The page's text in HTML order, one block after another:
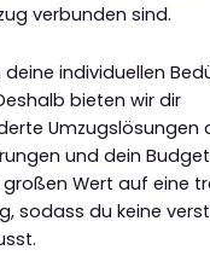
verbunden sind.
deine individuellen
bieten wir dir
Umzugslösungen
und dein
großen Wert auf eine
sodass du keine